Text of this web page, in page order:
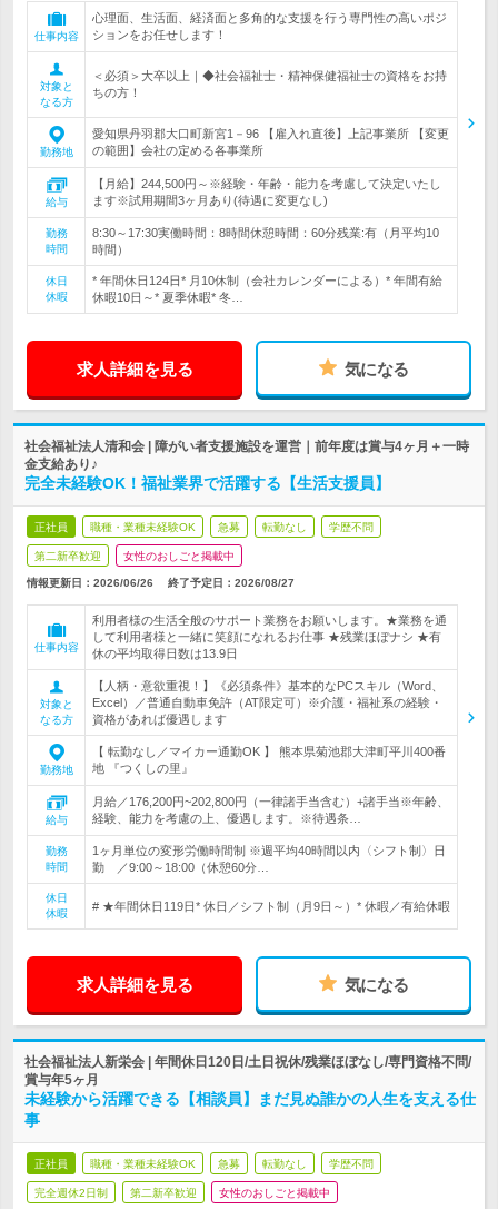
仕事内容
心理面、生活面、経済面と多角的な支援を行う専門性の高いポジ
ションをお任せします！
対象と
なる方
＜必須＞大卒以上｜◆社会福祉士・精神保健福祉士の資格をお持
ちの方！
勤務地
愛知県丹羽郡大口町新宮1－96 【雇入れ直後】上記事業所 【変更
の範囲】会社の定める各事業所
給与
【月給】244,500円～※経験・年齢・能力を考慮して決定いたし
ます※試用期間3ヶ月あり(待遇に変更なし)
勤務
時間
8:30～17:30実働時間：8時間休憩時間：60分残業:有（月平均10
時間）
休日
休暇
* 年間休日124日* 月10休制（会社カレンダーによる）* 年間有給
休暇10日～* 夏季休暇* 冬…
求人詳細を見る 気になる
社会福祉法人清和会 | 障がい者支援施設を運営｜前年度は賞与4ヶ月＋一時
金支給あり♪
完全未経験OK！福祉業界で活躍する【生活支援員】
正社員 職種・業種未経験OK 急募 転勤なし 学歴不問
第二新卒歓迎 女性のおしごと掲載中
情報更新日：2026/06/26 終了予定日： 2026/08/27
仕事内容
利用者様の生活全般のサポート業務をお願いします。★業務を通
して利用者様と一緒に笑顔になれるお仕事 ★残業ほぼナシ ★有
休の平均取得日数は13.9日
対象と
なる方
【人柄・意欲重視！】《必須条件》基本的なPCスキル（Word、
Excel）／普通自動車免許（AT限定可）※介護・福祉系の経験・
資格があれば優遇します
勤務地
【 転勤なし／マイカー通勤OK 】 熊本県菊池郡大津町平川400番
地 『つくしの里』
給与
月給／176,200円~202,800円（一律諸手当含む）+諸手当※年齢、
経験、能力を考慮の上、優遇します。※待遇条…
勤務
時間
1ヶ月単位の変形労働時間制 ※週平均40時間以内〈シフト制〉日
勤 ／9:00～18:00（休憩60分…
休日
休暇
# ★年間休日119日* 休日／シフト制（月9日～）* 休暇／有給休暇
求人詳細を見る 気になる
社会福祉法人新栄会 | 年間休日120日/土日祝休/残業ほぼなし/専門資格不問/
賞与年5ヶ月
未経験から活躍できる【相談員】まだ見ぬ誰かの人生を支える仕
事
正社員 職種・業種未経験OK 急募 転勤なし 学歴不問
完全週休2日制 第二新卒歓迎 女性のおしごと掲載中